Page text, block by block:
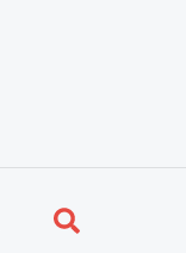
Hae